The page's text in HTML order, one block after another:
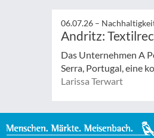
06.07.26 –
Andritz:
Das Unternehmen A
Serra, Portugal, eine
Larissa Terwart